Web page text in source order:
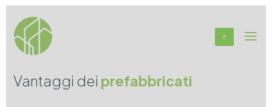
it
Vantaggi dei prefabbricati